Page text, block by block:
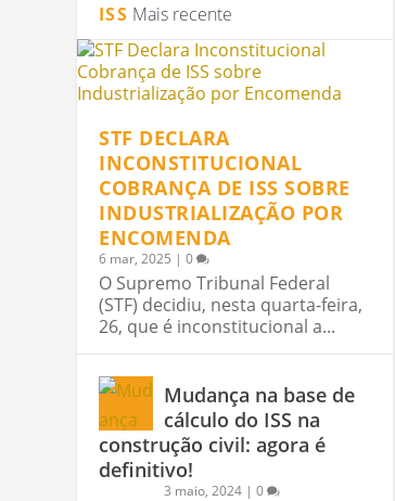
IBS E CBS:
REFORMA
6, ago, 2026|Gestão Tributária
COMITÊ GESTOR
COM IBS DE 0,1% EM
4, ago, 2026|Gestão Tributária
ATO CONJUNTO
EMISSÃO DE
3, ago, 2026|Gestão Tributária
ISS Mais recente
STF DECLARA
INCONSTITUCIONAL
COBRANÇA DE ISS SOBRE
INDUSTRIALIZAÇÃO POR
ENCOMENDA
6 mar, 2025 |0
O Supremo Tribunal Federal
(STF) decidiu, nesta quarta-feira,
26, que é inconstitucional a...
Mudança na base de
cálculo do ISS na
construção civil: agora é
definitivo!
3 maio, 2024 |0